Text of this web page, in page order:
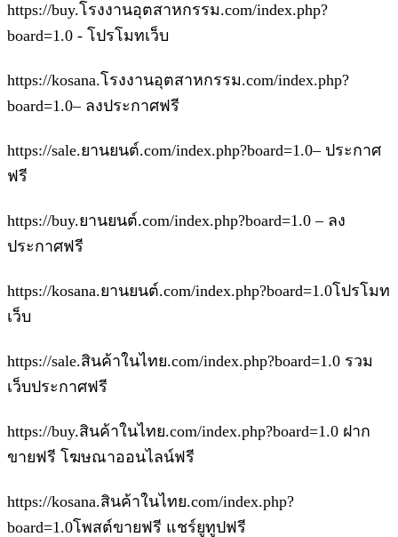
https://buy.โรงงานอุตสาหกรรม.com/index.php?
board=1.0 - โปรโมทเว็บ
https://kosana.โรงงานอุตสาหกรรม.com/index.php?
board=1.0– ลงประกาศฟรี
https://sale.ยานยนต์.com/index.php?board=1.0– ประกาศ
ฟรี
https://buy.ยานยนต์.com/index.php?board=1.0 – ลง
ประกาศฟรี
https://kosana.ยานยนต์.com/index.php?board=1.0โปรโมท
เว็บ
https://sale.สินค้าในไทย.com/index.php?board=1.0 รวม
เว็บประกาศฟรี
https://buy.สินค้าในไทย.com/index.php?board=1.0 ฝาก
ขายฟรี โฆษณาออนไลน์ฟรี
https://kosana.สินค้าในไทย.com/index.php?
board=1.0โพสต์ขายฟรี แชร์ยูทูปฟรี